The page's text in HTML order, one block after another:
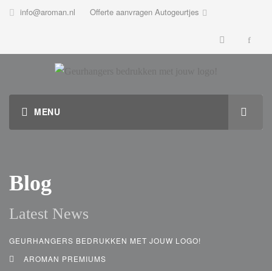
info@aroman.nl Offerte aanvragen Autogeurtjes
Blog
Latest News
GEURHANGERS BEDRUKKEN MET JOUW LOGO!
AROMAN PREMIUMS